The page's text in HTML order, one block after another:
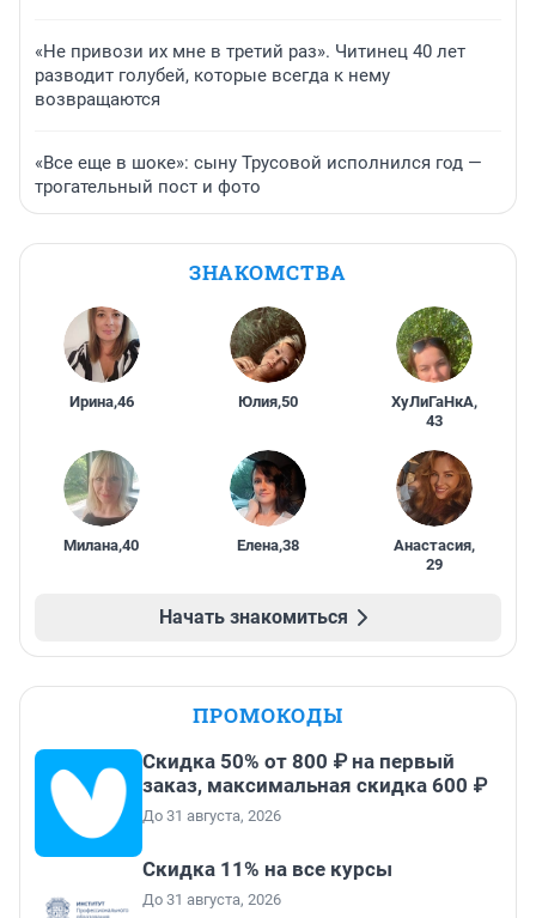
«Не привози их мне в третий раз». Читинец 40 лет
разводит голубей, которые всегда к нему
возвращаются
«Все еще в шоке»: сыну Трусовой исполнился год —
трогательный пост и фото
ЗНАКОМСТВА
Ирина,46 Юлия,50 ХуЛиГаНкА,
43
Милана,40 Елена,38 Анастасия,
29
Начать знакомиться
ПРОМОКОДЫ
Скидка 50% от 800 ₽ на первый
заказ, максимальная скидка 600 ₽
До 31 августа, 2026
Скидка 11% на все курсы
До 31 августа, 2026